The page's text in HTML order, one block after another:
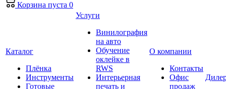
Корзина пуста 0
Каталог
Плёнка
Инструменты
Готовые
Услуги
Винилография
на авто
Обучение
оклейке в
RWS
Интерьерная
печать и
О компании
Контакты
Офис
продаж